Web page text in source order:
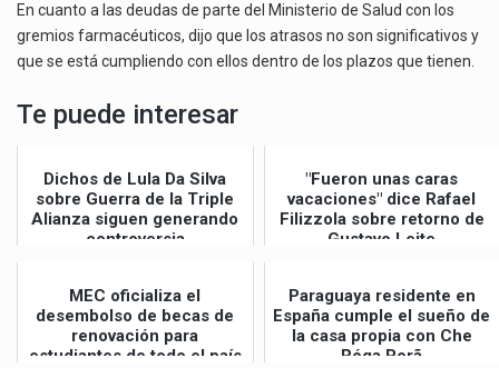
En cuanto a las deudas de parte del Ministerio de Salud con los
gremios farmacéuticos, dijo que los atrasos no son significativos y
que se está cumpliendo con ellos dentro de los plazos que tienen.
Te puede interesar
Dichos de Lula Da Silva
sobre Guerra de la Triple
Alianza siguen generando
controversia
"Fueron unas caras
vacaciones" dice Rafael
Filizzola sobre retorno de
Gustavo Leite
MEC oficializa el
desembolso de becas de
renovación para
estudiantes de todo el país
Paraguaya residente en
España cumple el sueño de
la casa propia con Che
Róga Porã